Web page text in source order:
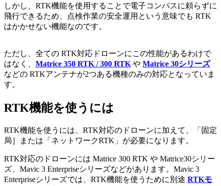
しかし、RTK機能を使用することで電子コンパスに頼らずに
飛行できるため、点検作業の安全運用という意味でも RTK
はかかせない機能なのです。
ただし、全ての RTK対応ドローンにこの性能があるわけで
はなく、 Matrice 350 RTK / 300 RTK や Matrice 30シリーズ
などの RTKアンテナが2つある機種のみの対応となっていま
す。
RTK機能を使うには
RTK機能を使うには、RTK対応のドローンに加えて、「固定
局］または「ネットワークRTK」が必要になります。
RTK対応のドローンには Matrice 300 RTK や Matrice30シリー
ズ、Mavic 3 Enterpriseシリーズなどがあります。Mavic 3
Enterpriseシリーズでは、RTK機能を使うために別途 RTKモ